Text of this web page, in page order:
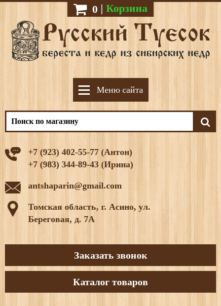
0 | Корзина
Меню сайта
+7 (923) 402-55-77 (Антон)
+7 (983) 344-89-43 (Ирина)
antshaparin@gmail.com
Томская область, г. Асино, ул.
Береговая, д. 7А
Заказать звонок
Каталог товаров